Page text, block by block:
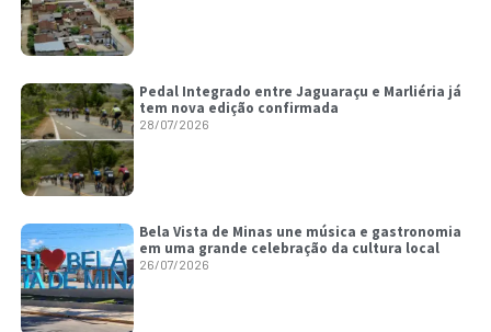
Pedal Integrado entre Jaguaraçu e Marliéria já
tem nova edição confirmada
28/07/2026
Bela Vista de Minas une música e gastronomia
em uma grande celebração da cultura local
26/07/2026